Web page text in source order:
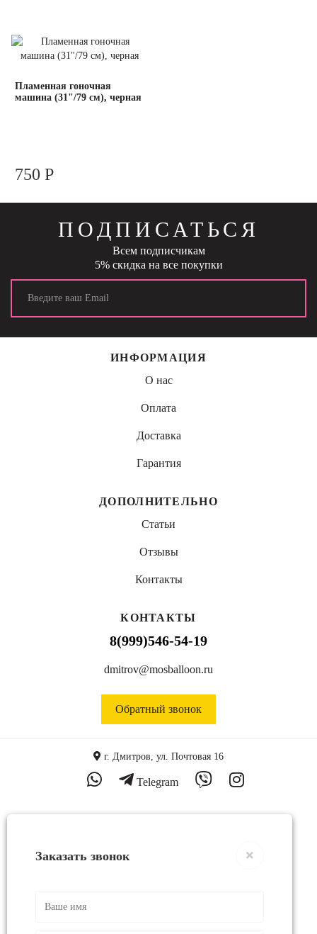
Пламенная гоночная
машина (31"/79 см), черная
750 Р
ПОДПИСАТЬСЯ
Всем подписчикам
5% скидка на все покупки
ИНФОРМАЦИЯ
О нас
Оплата
Доставка
Гарантия
ДОПОЛНИТЕЛЬНО
Статьи
Отзывы
Контакты
КОНТАКТЫ
8(999)546-54-19
dmitrov@mosballoon.ru
Обратный звонок
г. Дмитров, ул. Почтовая 16
Telegram
Заказать звонок